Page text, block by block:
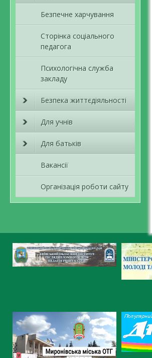
Безпечне харчування
Сторінка соціального
педагога
Психологічна служба
закладу
Безпека життєдіяльності
Для учнів
Для батьків
Вакансії
Організація роботи сайту